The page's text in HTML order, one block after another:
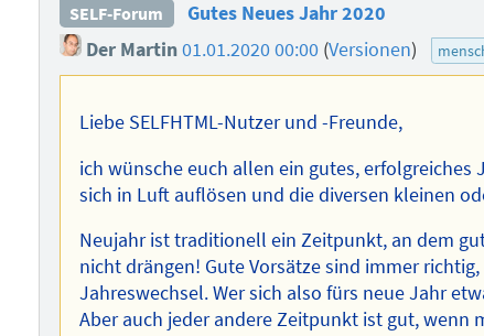
SELF-Forum
Gutes Neues Jahr 2020
Der Martin01.01.2020 00:00 (Versionen)
Liebe SELFHTML-Nutzer und -Freunde,
ich wünsche euch allen ein gutes,
sich in Luft auflösen und die diversen kleinen
Neujahr ist traditionell ein Zeitpunkt, an dem
nicht drängen! Gute Vorsätze sind immer
Jahreswechsel. Wer sich also fürs neue Jahr
Aber auch jeder andere Zeitpunkt ist gut, wenn